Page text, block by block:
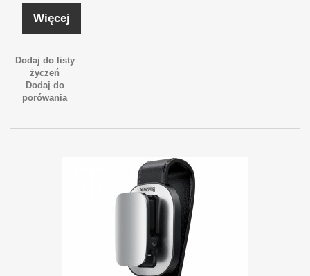
Więcej
Dodaj do listy
życzeń
Dodaj do
porówania